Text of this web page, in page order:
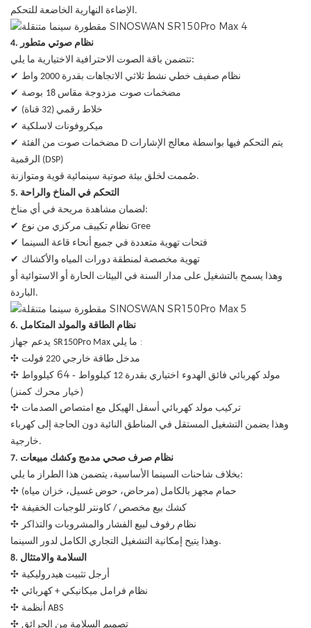
الإضاءة النهارية الخاضعة للتحكم.
4. نظام صوتي متطور
تتضمن باقة الصوت الاحترافية الاختيارية ما يلي:
✔
نظام صفيف خطي نشط ثلاثي الاتجاهات بقدرة 2000 واط
✔
مضخمات صوت مزدوجة مقاس 18
بوصة
✔
خلاط رقمي (32 قناة)
✔ ميكروفونات لاسلكية
✔ مضخمات صوت من الفئة D يتم التحكم فيها بواسطة معالج الإشارات
الرقمية (DSP)
صُممت لخلق بيئة صوتية سينمائية قوية ومتوازنة.
5. التحكم في المناخ والراحة
لضمان مشاهدة مريحة في أي مناخ:
✔
نظام تكييف مركزي من نوع Gree
✔ فتحات تهوية متعددة في جميع أنحاء قاعة السينما
✔ تهوية مخصصة لمنطقة دورات المياه والأكشاك
وهذا يسمح بالتشغيل على مدار السنة في البيئات الحارة أو الاستوائية أو
الباردة.
6. نظام الطاقة والمولد المتكامل
يدعم جهاز SR150Pro Max ما يلي :
✣
مدخل طاقة خارجي 220 فولت
✣
مولد كهربائي فائق الهدوء اختياري بقدرة 12 كيلوواط -
64 كيلوواط
(خيار محرك كمنز)
✣ تركيب مولد كهربائي أسفل الهيكل مع امتصاص الصدمات
وهذا يضمن التشغيل المستقل في المناطق النائية دون الحاجة إلى كهرباء
خارجية.
7. نظام صرف صحي مدمج وكشك مبيعات
بخلاف شاحنات السينما الأساسية، يتضمن هذا الطراز ما يلي:
✣ حمام مجهز بالكامل (مرحاض، حوض غسيل، خزان مياه)
✣ كشك بيع مخصص / كاونتر للوجبات الخفيفة
✣ نظام رفوف لبيع الفشار والمشروبات والتذاكر
وهذا يتيح إمكانية التشغيل التجاري الكامل لدور السينما.
8. السلامة والامتثال
✣ أرجل تثبيت هيدروليكية
✣ نظام فرامل ميكانيكي + كهربائي
✣
أنظمة ABS
✣ تصميم السلامة من الحرائق